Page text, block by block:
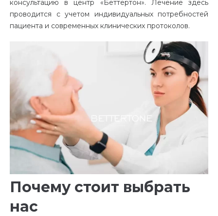
консультацию в центр «Беттертон». Лечение здесь
проводится с учетом индивидуальных потребностей
пациента и современных клинических протоколов.
Почему стоит выбрать
нас